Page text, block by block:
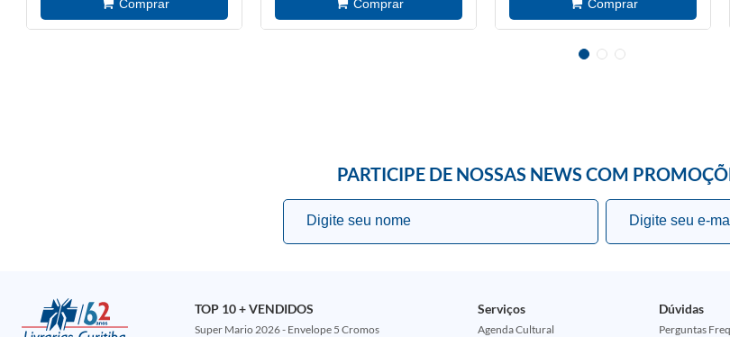
PARTICIPE DE NOSSAS NEWS COM
TOP 10 + VENDIDOS
Super Mario 2026 - Envelope 5 Cromos
Serviços
Agenda Cultural
Dúvidas
Perguntas